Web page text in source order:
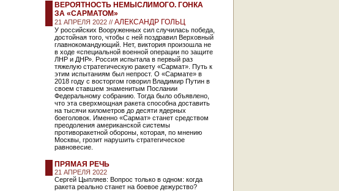
ВЕРОЯТНОСТЬ НЕМЫСЛИМОГО. ГОНКА
ЗА «САРМАТОМ»
21 АПРЕЛЯ 2022 // АЛЕКСАНДР ГОЛЬЦ
У российских Вооруженных сил случилась победа,
достойная того, чтобы с ней поздравил Верховный
главнокомандующий. Нет, виктория произошла не
в ходе «специальной военной операции по защите
ЛНР и ДНР». Россия испытала в первый раз
тяжелую стратегическую ракету «Сармат». Путь к
этим испытаниям был непрост. О «Сармате» в
2018 году с восторгом говорил Владимир Путин в
своем ставшем знаменитым Послании
Федеральному собранию. Тогда было объявлено,
что эта сверхмощная ракета способна доставить
на тысячи километров до десяти ядерных
боеголовок. Именно «Сармат» станет средством
преодоления американской системы
противоракетной обороны, которая, по мнению
Москвы, грозит нарушить стратегическое
равновесие.
ПРЯМАЯ РЕЧЬ
21 АПРЕЛЯ 2022
Сергей Цыпляев: Вопрос только в одном: когда
ракета реально станет на боевое дежурство?